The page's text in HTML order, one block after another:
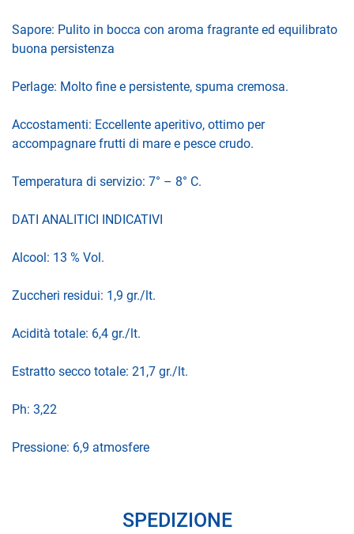
Sapore: Pulito in bocca con aroma fragrante ed equilibrato
buona persistenza
Perlage: Molto fine e persistente, spuma cremosa.
Accostamenti: Eccellente aperitivo, ottimo per
accompagnare frutti di mare e pesce crudo.
Temperatura di servizio: 7° – 8° C.
DATI ANALITICI INDICATIVI
Alcool: 13 % Vol.
Zuccheri residui: 1,9 gr./lt.
Acidità totale: 6,4 gr./lt.
Estratto secco totale: 21,7 gr./lt.
Ph: 3,22
Pressione: 6,9 atmosfere
SPEDIZIONE